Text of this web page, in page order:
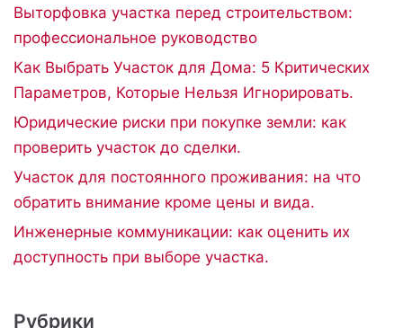
Выторфовка участка перед строительством:
профессиональное руководство
Как Выбрать Участок для Дома: 5 Критических
Параметров, Которые Нельзя Игнорировать.
Юридические риски при покупке земли: как
проверить участок до сделки.
Участок для постоянного проживания: на что
обратить внимание кроме цены и вида.
Инженерные коммуникации: как оценить их
доступность при выборе участка.
Рубрики